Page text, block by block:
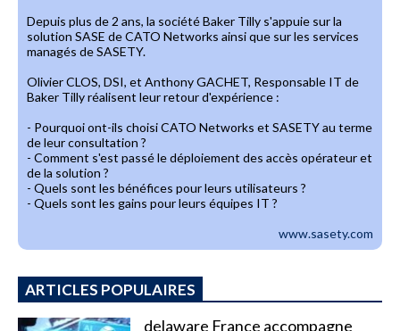
Depuis plus de 2 ans, la société Baker Tilly s'appuie sur la
solution SASE de CATO Networks ainsi que sur les services
managés de SASETY.
Olivier CLOS, DSI, et Anthony GACHET, Responsable IT de
Baker Tilly réalisent leur retour d'expérience :
- Pourquoi ont-ils choisi CATO Networks et SASETY au terme
de leur consultation ?
- Comment s'est passé le déploiement des accès opérateur et
de la solution ?
- Quels sont les bénéfices pour leurs utilisateurs ?
- Quels sont les gains pour leurs équipes IT ?
www.sasety.com
ARTICLES POPULAIRES
delaware France accompagne